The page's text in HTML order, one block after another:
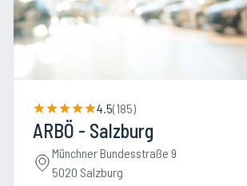
4.5(185)
ARBÖ - Salzburg
Münchner Bundesstraße 9
5020 Salzburg